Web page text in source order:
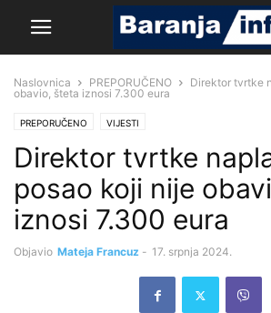
Naslovnica PREPORUČENO
Direktor tvrtke
obavio, šteta iznosi 7.300 eura
PREPORUČENO VIJESTI
Direktor tvrtke
posao koji nije
iznosi 7.300 eura
Objavio Mateja Francuz - 17. srpnja 2024.